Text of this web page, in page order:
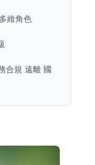
維角色
合規 遠離 國